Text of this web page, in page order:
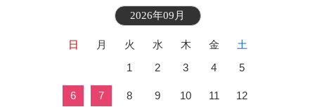
2026年09月
日 月 火 水 木 金
土
1
2 3 4 5
6 7 8 9 10 11 12